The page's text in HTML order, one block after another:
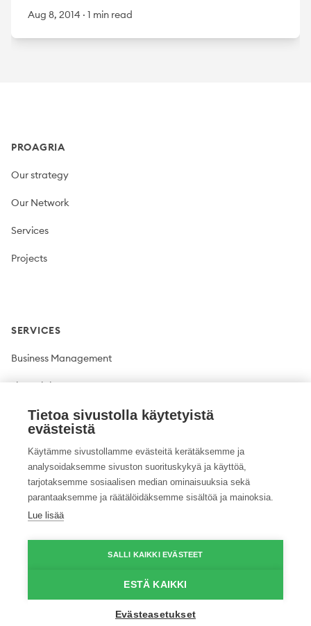
Aug 8, 2014 · 1 min read
PROAGRIA
Our strategy
Our Network
Services
Projects
SERVICES
Business Management
Financial Management
Plant production
Climate solutions
© 2026 ProAgria. All rights reserved.
Tietoa sivustolla käytetyistä
evästeistä
Käytämme sivustollamme evästeitä kerätäksemme ja
analysoidaksemme sivuston suorituskykyä ja käyttöä,
tarjotaksemme sosiaalisen median ominaisuuksia sekä
parantaaksemme ja räätälöidäksemme sisältöä ja mainoksia.
Lue lisää
SALLI KAIKKI EVÄSTEET
ESTÄ KAIKKI
Evästeasetukset